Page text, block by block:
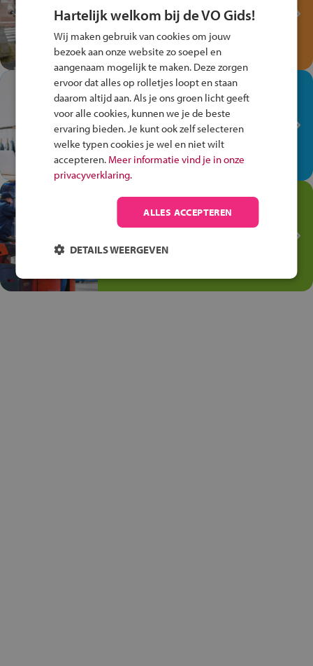
Verkeersspel!
Speel het Fiets Veilig Verkeersspel
en win een Cortina-fiets!
In de winkel ben je op je
plek!
Ontdek via het vmbo jouw talent
op de winkelvloer, waar elke dag
anders is!
Jouw talent in de
Transport en Logistiek
logistiek: daar kun je mee
Hartelijk welkom bij de VO Gids!
Wij maken gebruik van cookies om jouw
bezoek aan onze website zo soepel en
aangenaam mogelijk te maken. Deze zorgen
ervoor dat alles op rolletjes loopt en staan
daarom altijd aan. Als je ons groen licht geeft
voor alle cookies, kunnen we je de beste
ervaring bieden. Je kunt ook zelf selecteren
welke typen cookies je wel en niet wilt
accepteren. Meer informatie vind je in onze
privacyverklaring.
ALLES ACCEPTEREN
DETAILS WEERGEVEN